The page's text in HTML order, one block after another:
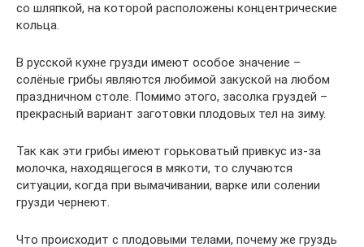
со шляпкой, на которой расположены концентрические
кольца.
В русской кухне грузди имеют особое значение –
солёные грибы являются любимой закуской на любом
праздничном столе. Помимо этого, засолка груздей –
прекрасный вариант заготовки плодовых тел на зиму.
Так как эти грибы имеют горьковатый привкус из-за
молочка, находящегося в мякоти, то случаются
ситуации, когда при вымачивании, варке или солении
грузди чернеют.
Что происходит с плодовыми телами, почему же груздь